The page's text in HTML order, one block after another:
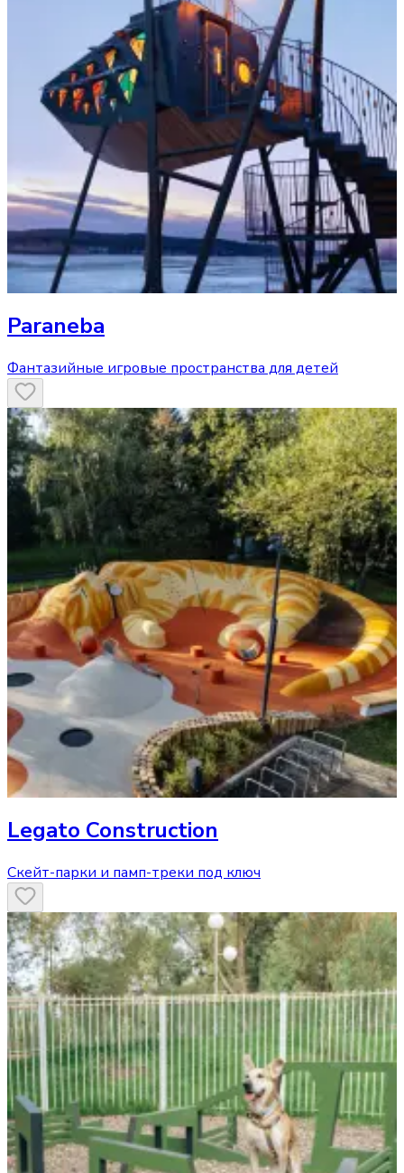
Paraneba
Фантазийные игровые пространства для детей
Legato Construction
Скейт-парки и памп-треки под ключ